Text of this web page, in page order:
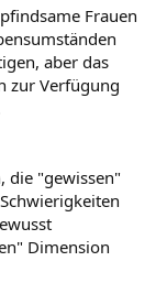
Frauen
aber das
zur Verfügung
die "gewissen"
Dimension